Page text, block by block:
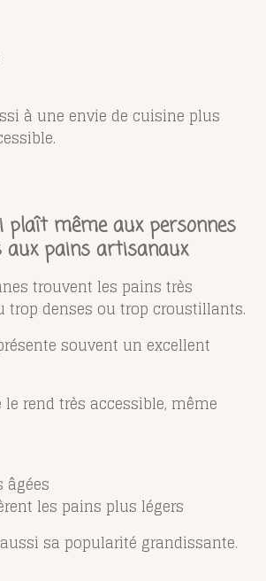
à une envie de cuisine plus
plaît même aux personnes
aux pains artisanaux
trouvent les pains très
trop denses ou trop croustillants.
souvent un excellent
le rend très accessible, même
âgées
les pains plus légers
sa popularité grandissante.